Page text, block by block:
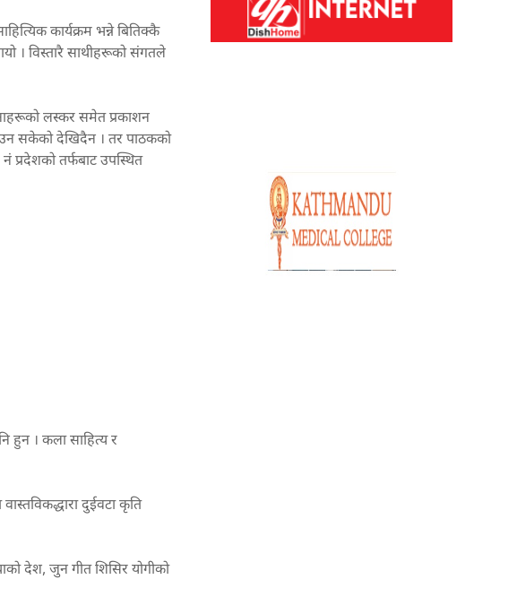
कार्यक्रम भन्ने बितिक्कै
। विस्तारै साथीहरूको संगतले
लस्कर समेत प्रकाशन
सकेको देखिदैन । तर पाठकको
प्रदेशको तर्फबाट उपस्थित
हुन । कला साहित्य र
दुईवटा कृति
देश, जुन गीत शिसिर योगीको